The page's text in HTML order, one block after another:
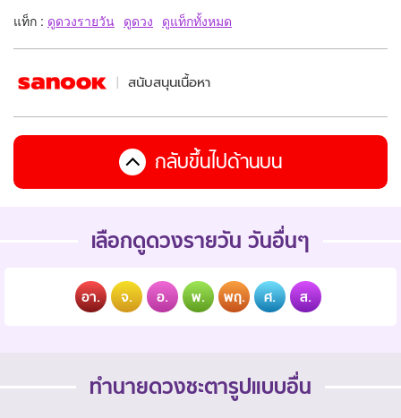
แท็ก : ดูดวงรายวัน ดูดวง ดูแท็กทั้งหมด
สนับสนุนเนื้อหา
กลับขึ้นไปด้านบน
เลือกดูดวงรายวัน วันอื่นๆ
อา. จ. อ. พ. พฤ. ศ. ส.
ทำนายดวงชะตารูปแบบอื่น